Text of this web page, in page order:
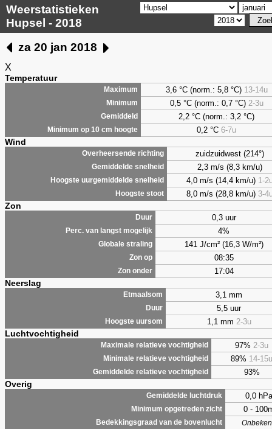
Weerstatistieken
Hupsel - 2018
za 20 jan 2018
X
Temperatuur
Maximum 3,6 °C (norm.: 5,8 °C) 13-14u
Minimum 0,5 °C (norm.: 0,7 °C) 2-3u
Gemiddeld 2,2 °C (norm.: 3,2 °C)
Minimum op 10 cm hoogte 0,2 °C 6-7u
Wind
Overheersende richting zuidzuidwest (214°)
Gemiddelde snelheid 2,3 m/s (8,3 km/u)
Hoogste uurgemiddelde snelheid 4,0 m/s (14,4 km/u) 1-
Hoogste stoot 8,0 m/s (28,8 km/u) 3-
Zon
Duur 0,3 uur
Perc. van langst mogelijk 4%
Globale straling 141 J/cm² (16,3 W/m²)
Zon op 08:35
Zon onder 17:04
Neerslag
Etmaalsom 3,1 mm
Duur 5,5 uur
Hoogste uursom 1,1 mm 2-3u
Luchtvochtigheid
Maximale relatieve vochtigheid 97% 2-3u
Minimale relatieve vochtigheid 89% 14-15u
Gemiddelde relatieve vochtigheid 93%
Overig
Gemiddelde luchtdruk 0,0 hPa
Minimum opgetreden zicht 0 -
Bedekkingsgraad van de bovenlucht